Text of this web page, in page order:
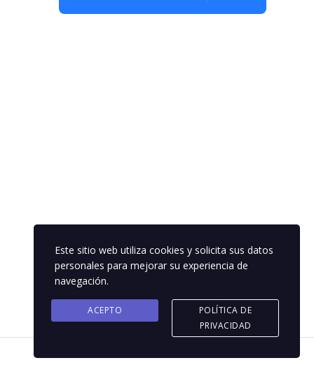
Este sitio web utiliza cookies y solicita sus datos
personales para mejorar su experiencia de
navegación.
ACEPTO
POLÍTICA DE
PRIVACIDAD